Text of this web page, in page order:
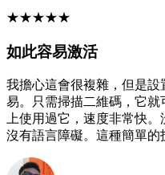
★★★★★
如此容易激活
我擔心這會很複雜，但是設
易。只需掃描二維碼，它就
上使用過它，速度非常快
沒有語言障礙。這種簡單的